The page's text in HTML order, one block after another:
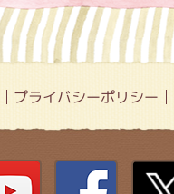
プライバシーポリシー